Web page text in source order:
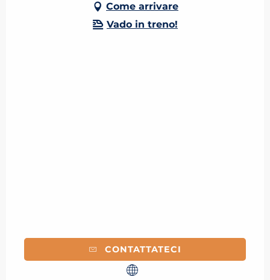
Come arrivare
Vado in treno!
CONTATTATECI